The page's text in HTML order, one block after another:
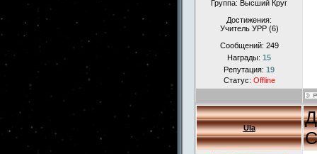
Группа: Высший Круг
Достижения:
Учитель УРР (6)
Сообщений: 249
Награды: 15
Репутация: 19
Статус: Offline
Ula